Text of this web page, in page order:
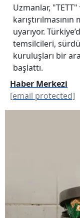
Uzmanlar,
uyarıyor.
temsilcileri,
kuruluşları bir
başlattı.
Haber Merkezi
[email protected]